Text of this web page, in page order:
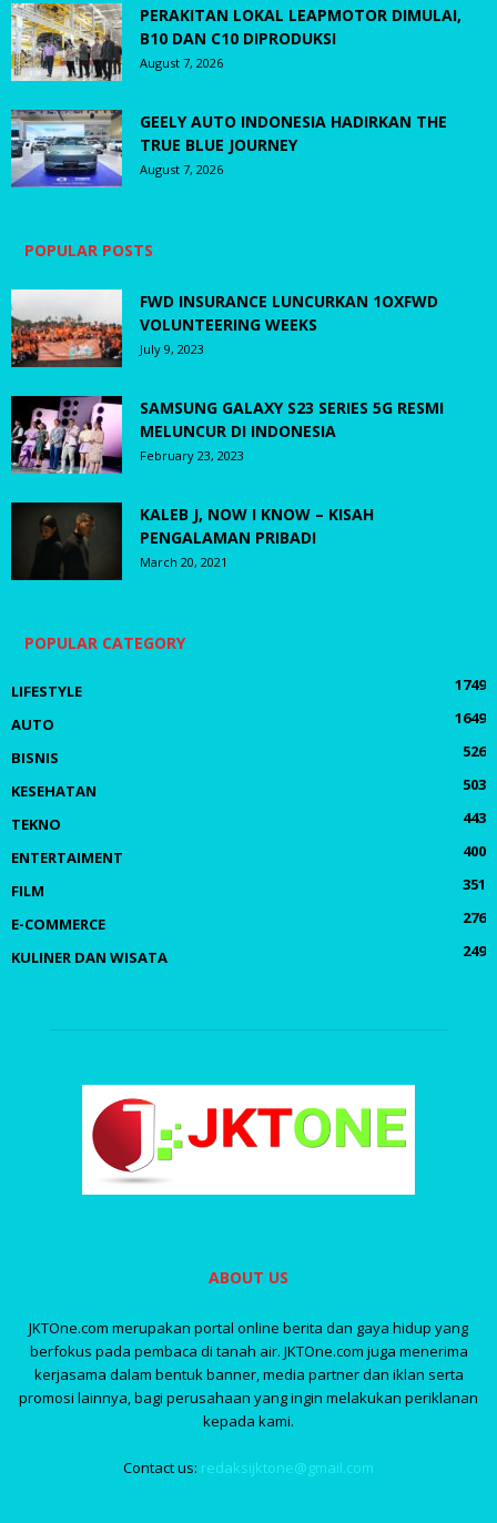
PERAKITAN LOKAL LEAPMOTOR DIMULAI,
B10 DAN C10 DIPRODUKSI
August 7, 2026
GEELY AUTO INDONESIA HADIRKAN THE
TRUE BLUE JOURNEY
August 7, 2026
POPULAR POSTS
FWD INSURANCE LUNCURKAN 1OXFWD
VOLUNTEERING WEEKS
July 9, 2023
SAMSUNG GALAXY S23 SERIES 5G RESMI
MELUNCUR DI INDONESIA
February 23, 2023
KALEB J, NOW I KNOW – KISAH
PENGALAMAN PRIBADI
March 20, 2021
POPULAR CATEGORY
LIFESTYLE
1749
AUTO
1649
BISNIS
526
KESEHATAN
503
TEKNO
443
ENTERTAIMENT
400
FILM
351
E-COMMERCE
276
KULINER DAN WISATA
249
ABOUT US
JKTOne.com merupakan portal online berita dan gaya hidup yang
berfokus pada pembaca di tanah air. JKTOne.com juga menerima
kerjasama dalam bentuk banner, media partner dan iklan serta
promosi lainnya, bagi perusahaan yang ingin melakukan periklanan
kepada kami.
Contact us: redaksijktone@gmail.com